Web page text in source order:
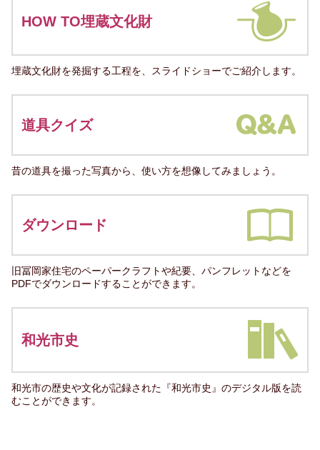
HOW TO埋蔵文化財
埋蔵文化財を発掘する工程を、スライドショーでご紹介します。
道具クイズ
昔の道具を撮った写真から、使い方を想像してみましょう。
ダウンロード
旧冨岡家住宅のペーパークラフトや紀要、パンフレットなどを
PDFでダウンロードすることができます。
和光市史
和光市の歴史や文化が記録された『和光市史』のデジタル版を読
むことができます。